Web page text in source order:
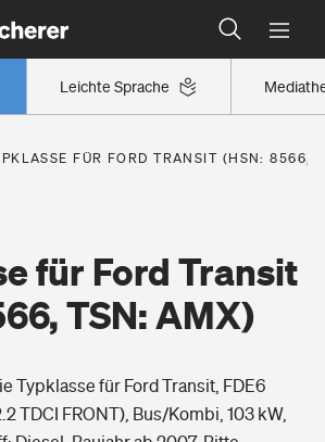
Leichte Sprache
Versicherer finden
ist Ihre Region eingestuft
Jetzt Versicherer finden
FÜR FORD TRANSIT (HSN: 8566,
für Ford Transit
TSN: AMX)
Typklasse für Ford Transit, FDE6
TDCI FRONT), Bus/Kombi, 103 kW,